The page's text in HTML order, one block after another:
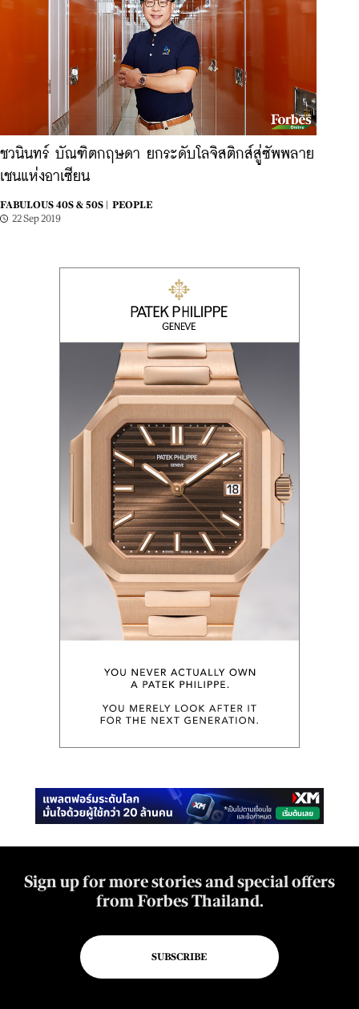
ชวนินทร์ บัณฑิตกฤษดา ยกระดับโลจิสติกส์สู่ซัพพลาย
เชนแห่งอาเซียน
FABULOUS 40S & 50S |
PEOPLE
22 Sep 2019
Sign up for more stories and special offers
from Forbes Thailand.
SUBSCRIBE